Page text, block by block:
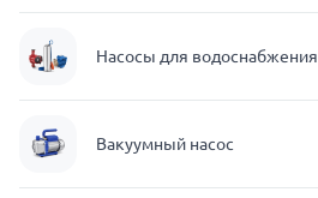
Насосы для водоснабжения
Вакуумный насос